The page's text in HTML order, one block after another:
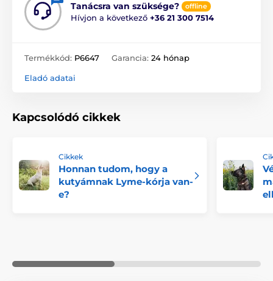
Tanácsra van szüksége? offline
Hívjon a következő +36 21 300 7514
Termékkód: P6647 Garancia: 24 hónap
Eladó adatai
Kapcsolódó cikkek
Cikkek
Honnan tudom, hogy a
kutyámnak Lyme-kórja van-
e?